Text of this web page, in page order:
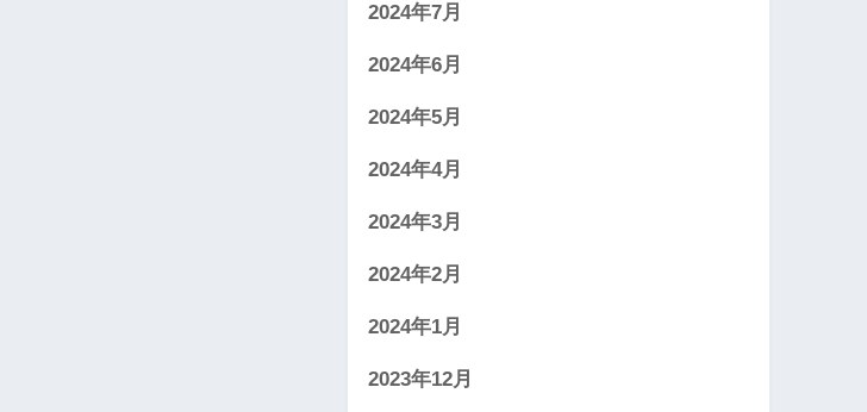
2024年7月
2024年6月
2024年5月
2024年4月
2024年3月
2024年2月
2024年1月
2023年12月